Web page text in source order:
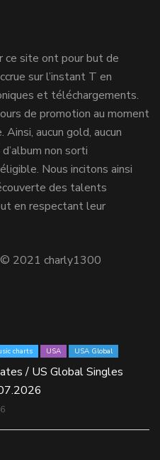
ce site ont pour but de
sur l’instant T en
et téléchargements.
de promotion au moment
aucun gold, aucun
non sorti
Nous incitons ainsi
des talents
en respectant leur
© 2021 charly1300
charts USA USA Global
/ US Global Singles